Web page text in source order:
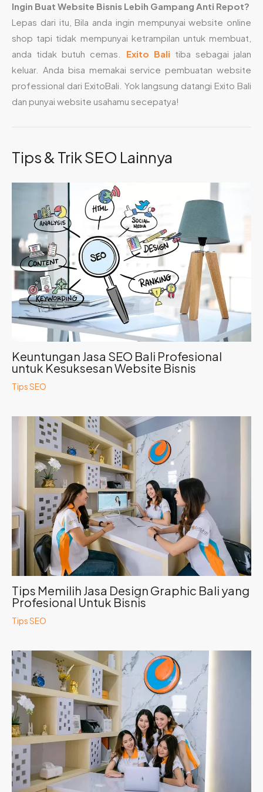
Ingin Buat Website Bisnis Lebih Gampang Anti Repot?
Lepas dari itu, Bila anda ingin mempunyai website online
shop tapi tidak mempunyai ketrampilan untuk membuat,
anda tidak butuh cemas. Exito Bali tiba sebagai jalan
keluar. Anda bisa memakai service pembuatan website
professional dari ExitoBali. Yok langsung datangi Exito Bali
dan punyai website usahamu secepatya!
Tips & Trik SEO Lainnya
Keuntungan Jasa SEO Bali Profesional
untuk Kesuksesan Website Bisnis
Tips SEO
Tips Memilih Jasa Design Graphic Bali yang
Profesional Untuk Bisnis
Tips SEO